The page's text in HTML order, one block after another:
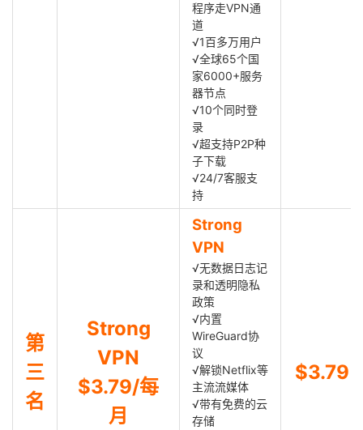
程序走VPN通
道
√1百多万用户
√全球65个国
家6000+服务
器节点
√10个同时登
录
√超支持P2P种
子下载
√24/7客服支
持
第
三
名
Strong
VPN
$3.79/每
月
Strong
VPN
√无数据日志记
录和透明隐私
政策
√内置
WireGuard协
议
√解锁Netflix等
主流流媒体
√带有免费的云
存储
$3.79